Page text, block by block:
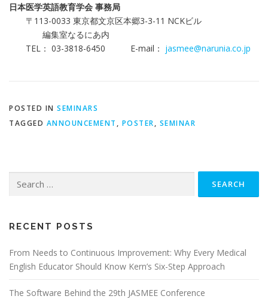
日本医学英語教育学会 事務局
〒113-0033 東京都文京区本郷3-3-11 NCKビル
編集室なるにあ内
TEL： 03-3818-6450 E-mail： jasmee@narunia.co.jp
POSTED IN SEMINARS
TAGGED ANNOUNCEMENT , POSTER, SEMINAR
RECENT POSTS
From Needs to Continuous Improvement: Why Every Medical
English Educator Should Know Kern’s Six-Step Approach
The Software Behind the 29th JASMEE Conference